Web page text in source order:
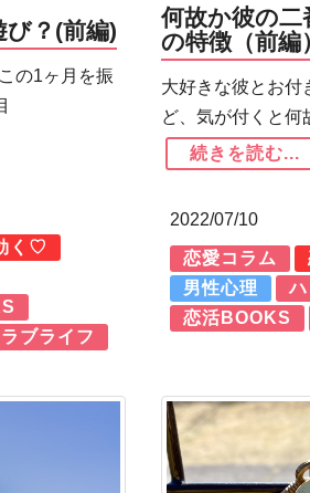
？(前編)
の1ヶ月を振
く♡
ラブライフ
何故か彼の
の特徴（前編）
大好きな彼とお付
ど、気が付くと何
続きを読む...
2022/07/10
恋愛コラム
男性心理
恋活BOOKS